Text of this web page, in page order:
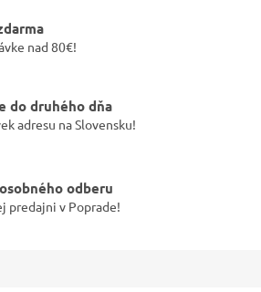
nad 80€!
do druhého dňa
adresu na Slovensku!
odberu
predajni v Poprade!